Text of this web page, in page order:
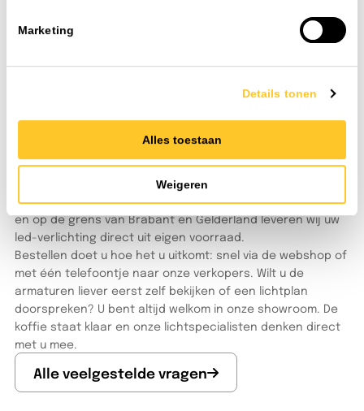
Marketing
Details tonen
Alles toestaan
Weigeren
Veelgestelde vragen
Als installateur of projectleider wilt u doorwerken. Geen
gedoe met lange levertijden of onbereikbare helpdesks.
TLight begrijpt dat. Vanuit ons centraal gelegen
distributiecentrum in Heijen (Limburg), direct aan de A73
en op de grens van Brabant en Gelderland leveren wij uw
led-verlichting direct uit eigen voorraad.
Bestellen doet u hoe het u uitkomt: snel via de webshop of
met één telefoontje naar onze verkopers. Wilt u de
armaturen liever eerst zelf bekijken of een lichtplan
doorspreken? U bent altijd welkom in onze showroom. De
koffie staat klaar en onze lichtspecialisten denken direct
met u mee.
Alle veelgestelde vragen